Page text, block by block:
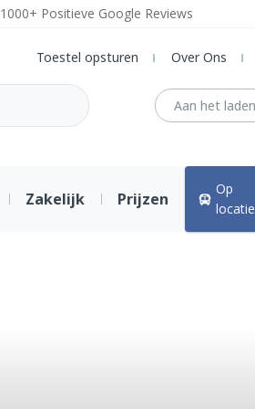
1000+ Positieve Google Reviews
Toestel opsturen
Over Ons
Zakelijk Prijzen
Op
locatie